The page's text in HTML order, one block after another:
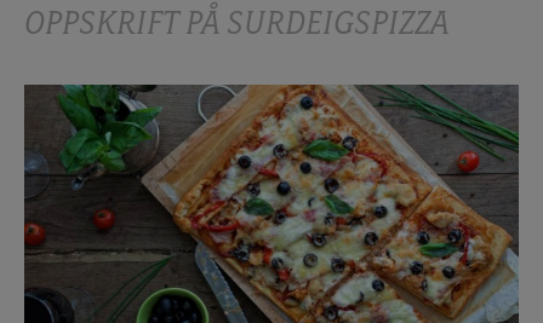
OPPSKRIFT PÅ SURDEIGSPIZZA